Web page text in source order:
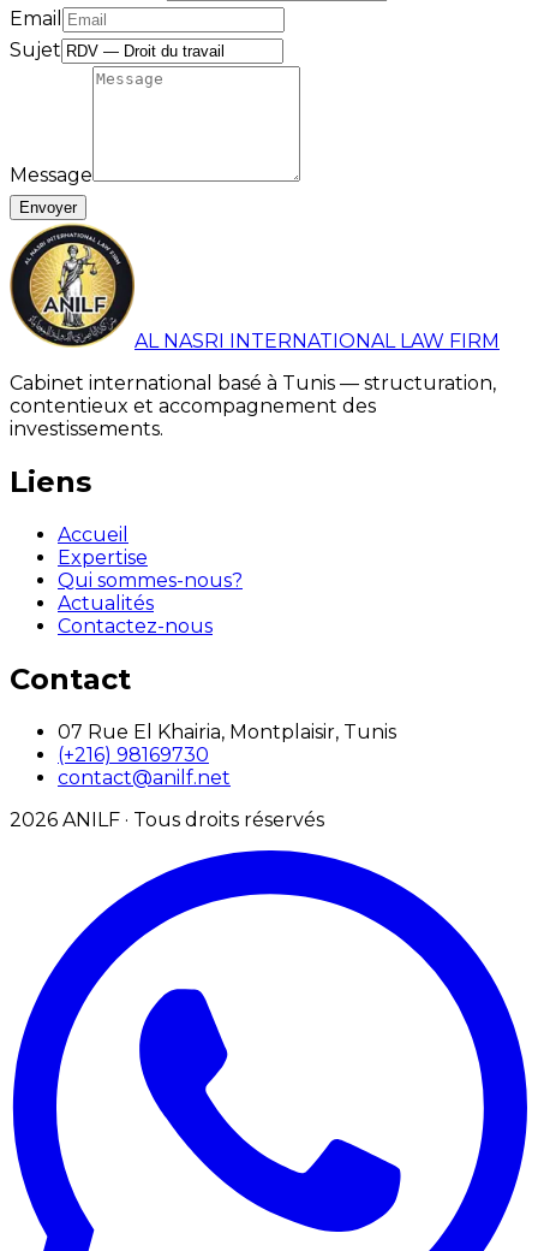
Email
Sujet
Message
Envoyer
AL NASRI INTERNATIONAL LAW FIRM
Cabinet international basé à Tunis — structuration,
contentieux et accompagnement des
investissements.
Liens
Accueil
Expertise
Qui sommes-nous?
Actualités
Contactez-nous
Contact
07 Rue El Khairia, Montplaisir, Tunis
(+216) 98169730
contact@anilf.net
2026 ANILF · Tous droits réservés